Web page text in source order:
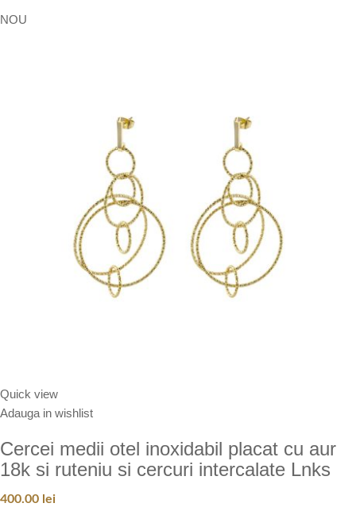
NOU
Quick view
Adauga in wishlist
Cercei medii otel inoxidabil placat cu aur
18k si ruteniu si cercuri intercalate Lnks
400.00 lei